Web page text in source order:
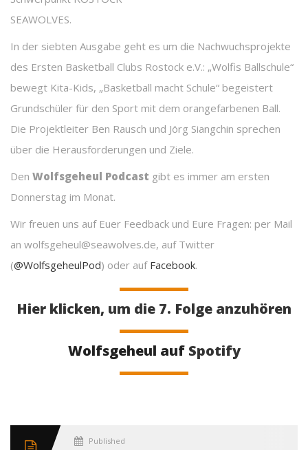
SEAWOLVES.
In der siebten Ausgabe geht es um die Nachwuchsprojekte
des Ersten Basketball Clubs Rostock e.V.: „Wolfis Ballschule“
bewegt Kita-Kids, „Basketball macht Schule“ begeistert
Grundschüler für den Sport mit dem orangefarbenen Ball.
Die Projektleiter Ben Rausch und Jörg Siangchin sprechen
über die Herausforderungen und Ziele.
Den Wolfsgeheul Podcast gibt es immer am ersten
Donnerstag im Monat.
Wir freuen uns auf Euer Feedback und Eure Fragen: per Mail
an wolfsgeheul@seawolves.de, auf Twitter
(@WolfsgeheulPod) oder auf Facebook.
Hier klicken, um die 7. Folge anzuhören
Wolfsgeheul auf Spotify
Published